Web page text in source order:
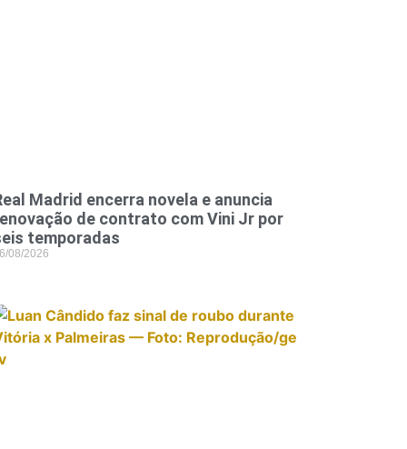
Madrid encerra novela e anuncia
de contrato com Vini Jr por
temporadas
08/2026